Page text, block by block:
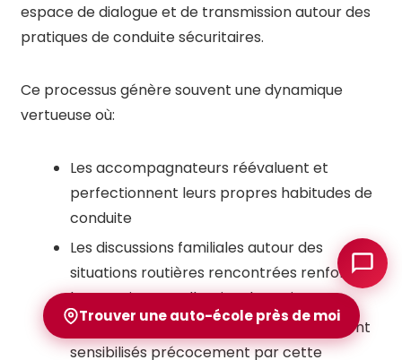
espace de dialogue et de transmission autour des
pratiques de conduite sécuritaires.
Ce processus génère souvent une dynamique
vertueuse où:
Les accompagnateurs réévaluent et
perfectionnent leurs propres habitudes de
conduite
Les discussions familiales autour des
situations routières rencontrées renforcent
la conscience collective des enjeux
Les plus jeunes membres de la famille sont
sensibilisés précocement par cette
Trouver une auto-école près de moi